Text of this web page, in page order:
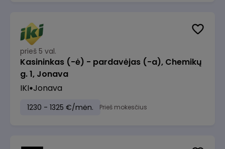
prieš 5 val.
Kasininkas (-ė) - pardavėjas (-a), Chemikų
g. 1, Jonava
IKI Jonava
1230 - 1325 €/mėn. Prieš mokesčius